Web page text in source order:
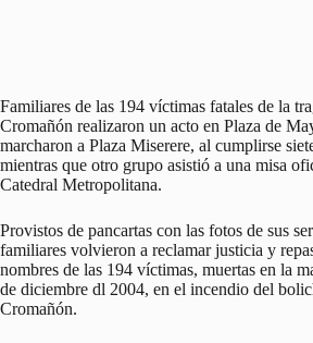
Familiares de las 194 víctimas fatales de la
Cromañón realizaron un acto en Plaza de
marcharon a Plaza Miserere, al cumplirse
mientras que otro grupo asistió a una misa
Catedral Metropolitana.
Provistos de pancartas con las fotos de sus
familiares volvieron a reclamar justicia y
nombres de las 194 víctimas, muertas en la
de diciembre dl 2004, en el incendio del
Cromañón.